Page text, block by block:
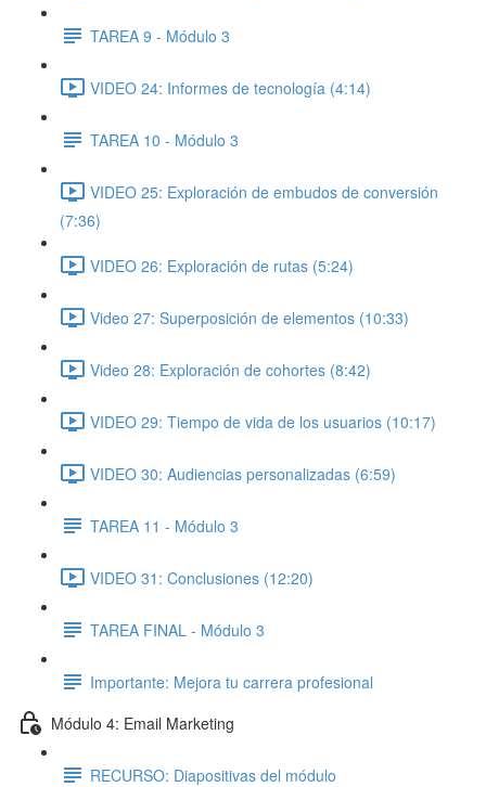
TAREA 9 - Módulo 3
VIDEO 24: Informes de tecnología (4:14)
TAREA 10 - Módulo 3
VIDEO 25: Exploración de embudos de conversión
(7:36)
VIDEO 26: Exploración de rutas (5:24)
Video 27: Superposición de elementos (10:33)
Video 28: Exploración de cohortes (8:42)
VIDEO 29: Tiempo de vida de los usuarios (10:17)
VIDEO 30: Audiencias personalizadas (6:59)
TAREA 11 - Módulo 3
VIDEO 31: Conclusiones (12:20)
TAREA FINAL - Módulo 3
Importante: Mejora tu carrera profesional
Módulo 4: Email Marketing
RECURSO: Diapositivas del módulo